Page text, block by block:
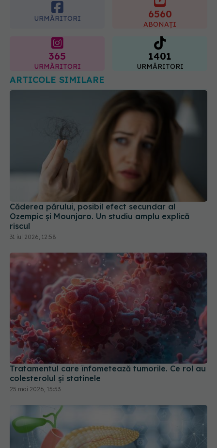
365 1401
URMĂRITORI
ARTICOLE SIMILARE
Căderea părului, posibil efect secundar al
Ozempic și Mounjaro. Un studiu amplu explică
Tratamentul care înfometează tumorile. Ce rol au
colesterolul și statinele
25 mai 2026, 15:53